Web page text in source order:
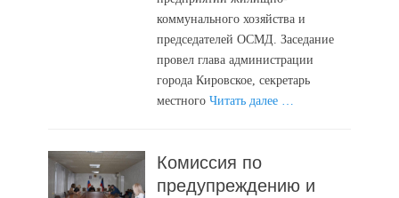
коммунального хозяйства и
председателей ОСМД. Заседание
провел глава администрации
города Кировское, секретарь
местногоЧитать далее …
Комиссия по
предупреждению и